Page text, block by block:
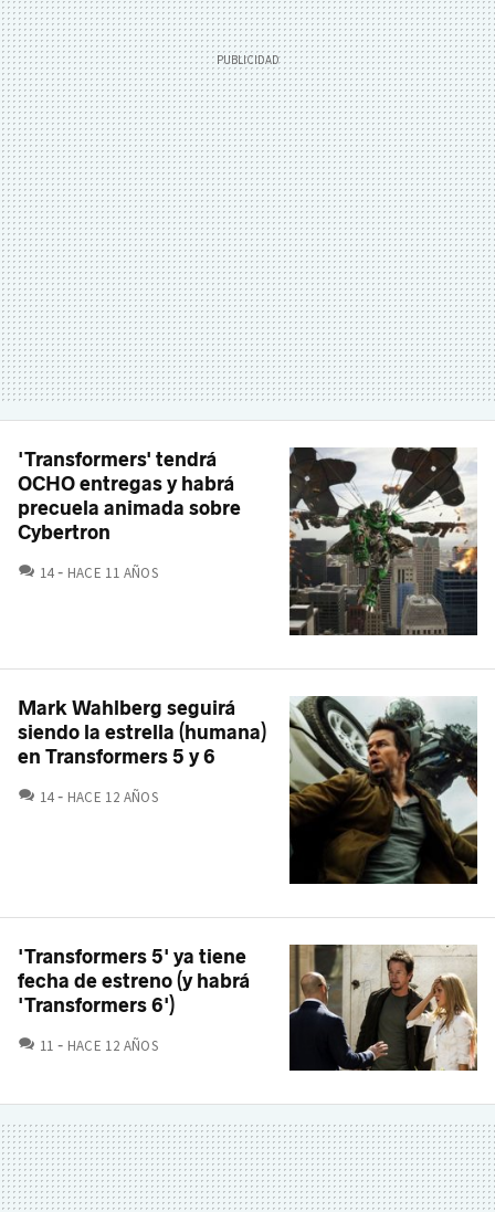
'Transformers' tendrá
OCHO entregas y habrá
precuela animada sobre
Cybertron
14 COMENTARIOS
HACE 11 AÑOS
Mark Wahlberg seguirá
siendo la estrella (humana)
en Transformers 5 y 6
14 COMENTARIOS
HACE 12 AÑOS
'Transformers 5' ya tiene
fecha de estreno (y habrá
'Transformers 6')
11 COMENTARIOS
HACE 12 AÑOS